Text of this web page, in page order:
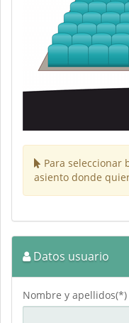
Para seleccionar
asiento donde
Datos usuario
Nombre y apellidos(*)